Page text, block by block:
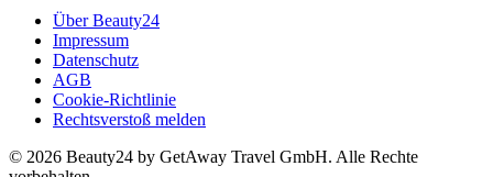
Über Beauty24
Impressum
Datenschutz
AGB
Cookie-Richtlinie
Rechtsverstoß melden
© 2026 Beauty24 by GetAway Travel GmbH. Alle Rechte